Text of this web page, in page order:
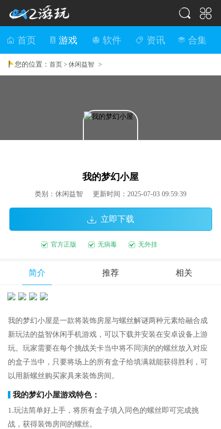
首页 游戏 软件 资讯 合集
您的位置：首页 >休闲益智 >
我的梦幻小屋
类别：休闲益智 更新时间：2025-07-03 09:59:39
立即下载
官方正版 无病毒 无外挂
简介 推荐 相关
我的梦幻小屋是一款将装饰房屋与螺丝解谜两种元素给融合成
新玩法的益智休闲手机游戏，可以下载并安装在安卓设备上游
玩。玩家需要在每个挑战关卡当中将不同演的的螺丝放入对应
的盒子当中，只要将场上的所有盒子给填满就能获得胜利，可
以用新螺丝购买家具来装饰房间。
我的梦幻小屋游戏特色：
1.玩法简单好上手，将所有盒子填入同色的螺丝即可完成挑
战，获得装饰房间的螺丝。